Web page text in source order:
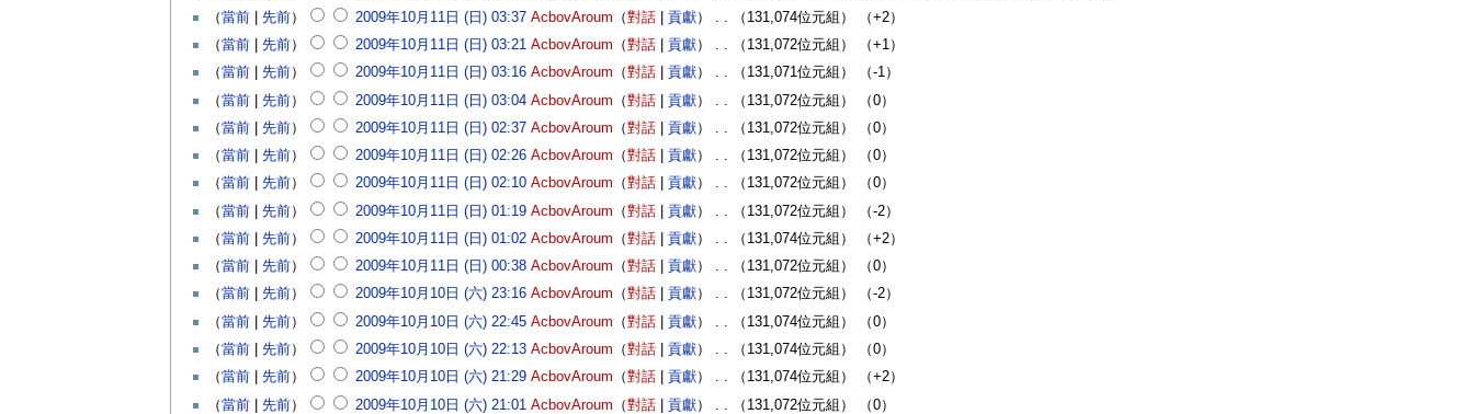
（當前| 先前） 2009年10月11日 (日) 03:37‎ AcbovAroum （對話| 貢獻） （131,074位元組）
（+2）
（當前| 先前） 2009年10月11日 (日) 03:21‎ AcbovAroum （對話| 貢獻） . . （131,072位元組）
（+1）
（當前| 先前） 2009年10月11日 (日) 03:16‎ AcbovAroum （對話| 貢獻） . . （131,071位元組）
（-1）
（當前| 先前） 2009年10月11日 (日) 03:04‎ AcbovAroum （對話| 貢獻） （131,072位元組）
（0）
（當前| 先前） 2009年10月11日 (日) 02:37‎ AcbovAroum （對話| 貢獻） . . （131,072位元組）
（0）
（當前| 先前） 2009年10月11日 (日) 02:26‎ AcbovAroum （對話| 貢獻） . . （131,072位元組）
（0）
（當前| 先前） 2009年10月11日 (日) 02:10‎ AcbovAroum （對話| 貢獻） . . （131,072位元組）
（0）
（當前| 先前） 2009年10月11日 (日) 01:19‎ AcbovAroum （對話| 貢獻） （131,072位元組）
（-2）
（當前| 先前） 2009年10月11日 (日) 01:02‎ AcbovAroum （對話| 貢獻） . . （131,074位元組）
（+2）
（當前| 先前） 2009年10月11日 (日) 00:38‎ AcbovAroum （對話| 貢獻） . . （131,072位元組）
（0）
（當前| 先前） 2009年10月10日 (六) 23:16‎ AcbovAroum （對話| 貢獻） . . （131,072位元組）
（-2）
（當前| 先前） 2009年10月10日 (六) 22:45‎ AcbovAroum （對話| 貢獻） （131,074位元組）
（0）
（當前| 先前） 2009年10月10日 (六) 22:13‎ AcbovAroum （對話| 貢獻） . . （131,074位元組）
（0）
（當前| 先前） 2009年10月10日 (六) 21:29‎ AcbovAroum （對話| 貢獻） . . （131,074位元組）
（+2）
（當前| 先前） 2009年10月10日 (六) 21:01 AcbovAroum （對話| 貢獻） （131,072位元組）
（0）